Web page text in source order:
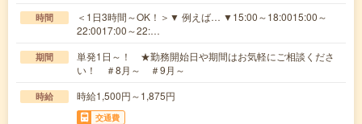
時間
＜1日3時間～OK！＞▼ 例えば… ▼15:00～18:0015:00～
22:0017:00～22:…
期間
単発1日～！ ★勤務開始日や期間はお気軽にご相談くださ
い！ ＃8月～ ＃9月～
時給 時給1,500円～1,875円
交通費